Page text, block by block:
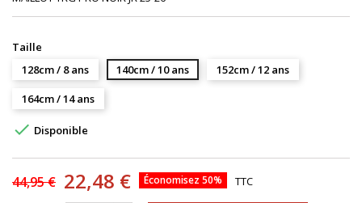
Taille
128cm / 8 ans
140cm / 10 ans
152cm / 12 ans
164cm / 14 ans
 Disponible
44,95 € 22,48 € Économisez 50% TTC